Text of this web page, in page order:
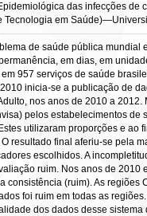
das infecções
Tecnologia em
de saúde pública
em dias, em
957 serviços de saúde
inicia-se a publicação de
nos anos de 2010 a
pelos estabelecimentos
utilizaram proporções e
resultado final aferiu-se pela
escolhidos. A
ruim. Nos anos de
(ruim). As
foi ruim em todas as
dos dados desse